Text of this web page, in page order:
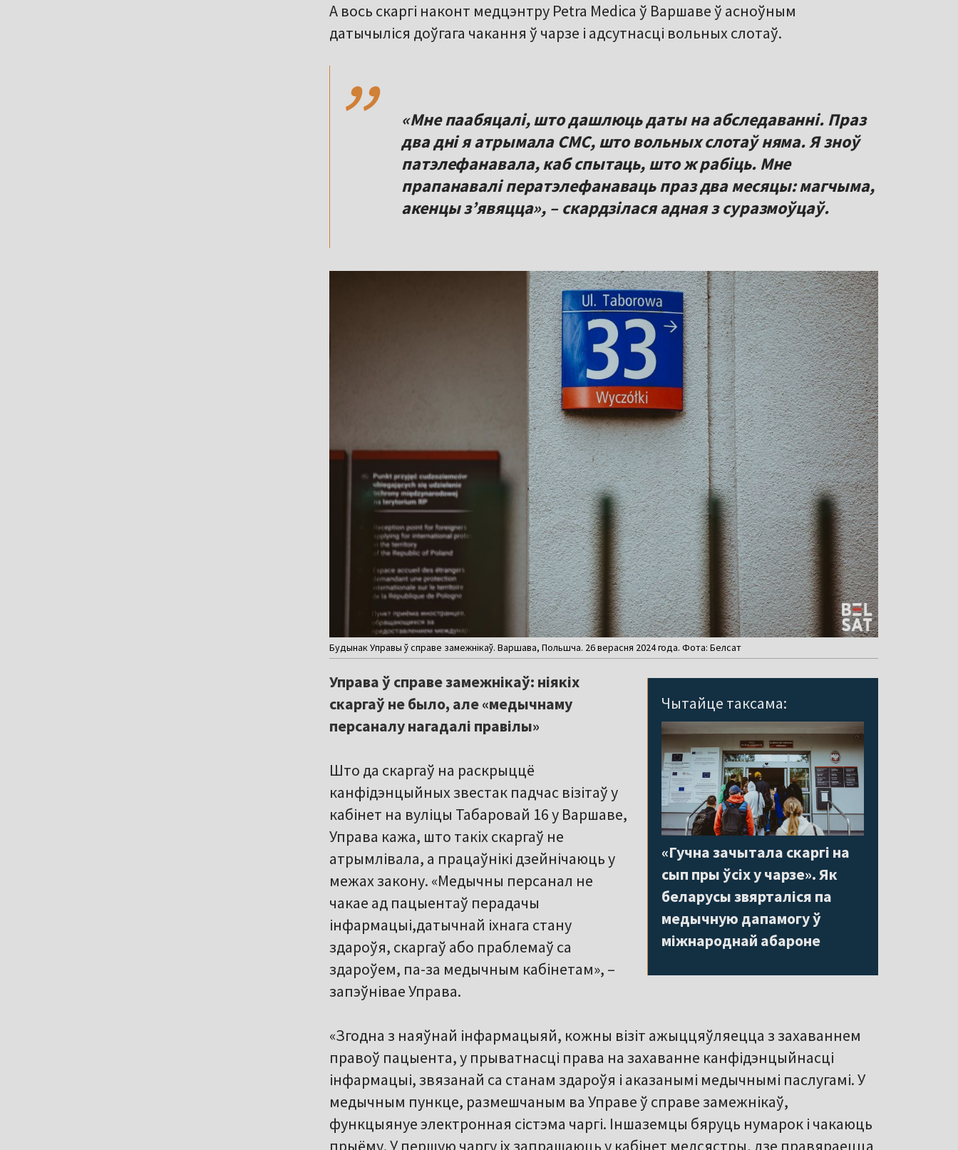
А вось скаргі наконт медцэнтру Petra Medica ў Варшаве ў асноўным
датычыліся доўгага чакання ў чарзе і адсутнасці вольных слотаў.
,,
«Мне паабяцалі, што дашлюць даты на абследаванні. Праз
два дні я атрымала СМС, што вольных слотаў няма. Я зноў
патэлефанавала, каб спытаць, што ж рабіць. Мне
прапанавалі ператэлефанаваць праз два месяцы: магчыма,
акенцы з’явяцца», – скардзілася адная з суразмоўцаў.
Будынак Управы ў справе замежнікаў. Варшава, Польшча. 26 верасня 2024 года. Фота: Белсат
Чытайце таксама:
«Гучна зачытала скаргі на
сып пры ўсіх у чарзе». Як
беларусы звярталіся па
медычную дапамогу ў
міжнароднай абароне
Управа ў справе замежнікаў: ніякіх
скаргаў не было, але «медычнаму
персаналу нагадалі правілы»
Што да скаргаў на раскрыццё
канфідэнцыйных звестак падчас візітаў у
кабінет на вуліцы Табаровай 16 у Варшаве,
Управа кажа, што такіх скаргаў не
атрымлівала, а працаўнікі дзейнічаюць у
межах закону. «Медычны персанал не
чакае ад пацыентаў перадачы
інфармацыі,датычнай іхнага стану
здароўя, скаргаў або праблемаў са
здароўем, па-за медычным кабінетам», –
запэўнівае Управа.
«Згодна з наяўнай інфармацыяй, кожны візіт ажыццяўляецца з захаваннем
правоў пацыента, у прыватнасці права на захаванне канфідэнцыйнасці
інфармацыі, звязанай са станам здароўя і аказанымі медычнымі паслугамі. У
медычным пункце, размешчаным ва Управе ў справе замежнікаў,
функцыянуе электронная сістэма чаргі. Іншаземцы бяруць нумарок і чакаюць
прыёму. У першую чаргу іх запрашаюць у кабінет медсястры, дзе правяраецца